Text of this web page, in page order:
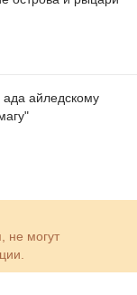
айледскому
, не могут